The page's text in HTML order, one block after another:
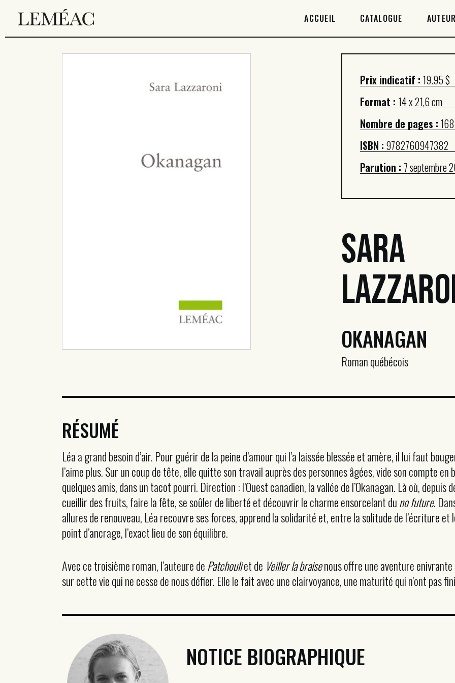
ACCUEIL CATALOGUE
CATALOGUE
Prix indicatif : 19.95 $
Format : 14 x 21,6 cm
Nombre de pages : 168
ISBN : 9782760947382
Parution : 7 septembre
Sara
OKANAGAN
Roman québécois
RÉSUMÉ
Léa a grand besoin d’air. Pour guérir de la peine d’amour qui l’a laissée blessée et amère, il lui faut
l’aime plus. Sur un coup de tête, elle quitte son travail auprès des personnes âgées, vide son compte en
quelques amis, dans un tacot pourri. Direction : l’Ouest canadien, la vallée de l’Okanagan. Là où,
cueillir des fruits, faire la fête, se soûler de liberté et découvrir le charme ensorcelant duno future.
allures de renouveau, Léa recouvre ses forces, apprend la solidarité et, entre la solitude de l’écriture
point d’ancrage, l’exact lieu de son équilibre.
Avec ce troisième roman, l’auteure de Patchouliet de Veiller la braisenous offre une aventure enivrante
sur cette vie qui ne cesse de nous défier. Elle le fait avec une clairvoyance, une maturité qui n’ont pas
NOTICE BIOGRAPHIQUE